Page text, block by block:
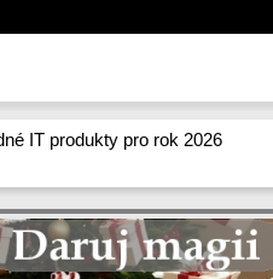
IT produkty pro rok 2026